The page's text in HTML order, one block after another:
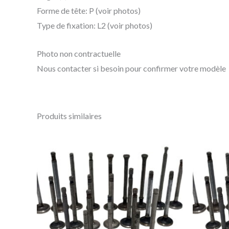
Forme de tête: P (voir photos)
Type de fixation: L2 (voir photos)
Photo non contractuelle
Nous contacter si besoin pour confirmer votre modèle
Produits similaires
produit
plusieurs
variations.
Les
options